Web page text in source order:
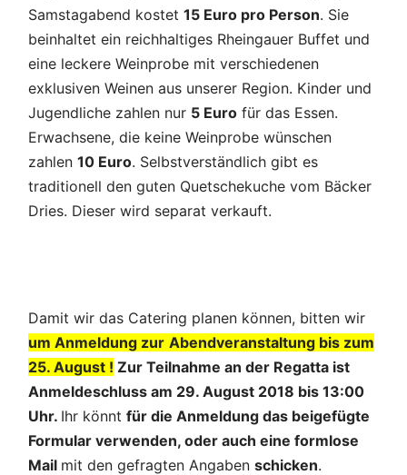
Samstagabend kostet 15 Euro pro Person. Sie
beinhaltet ein reichhaltiges Rheingauer Buffet und
eine leckere Weinprobe mit verschiedenen
exklusiven Weinen aus unserer Region. Kinder und
Jugendliche zahlen nur 5 Euro für das Essen.
Erwachsene, die keine Weinprobe wünschen
zahlen 10 Euro. Selbstverständlich gibt es
traditionell den guten Quetschekuche vom Bäcker
Dries. Dieser wird separat verkauft.
Damit wir das Catering planen können, bitten wir
um Anmeldung zur Abendveranstaltung bis zum
25. August ! Zur Teilnahme an der Regatta ist
Anmeldeschluss am 29. August 2018 bis 13:00
Uhr. Ihr könnt für die Anmeldung das beigefügte
Formular verwenden, oder auch eine formlose
Mail mit den gefragten Angaben schicken.